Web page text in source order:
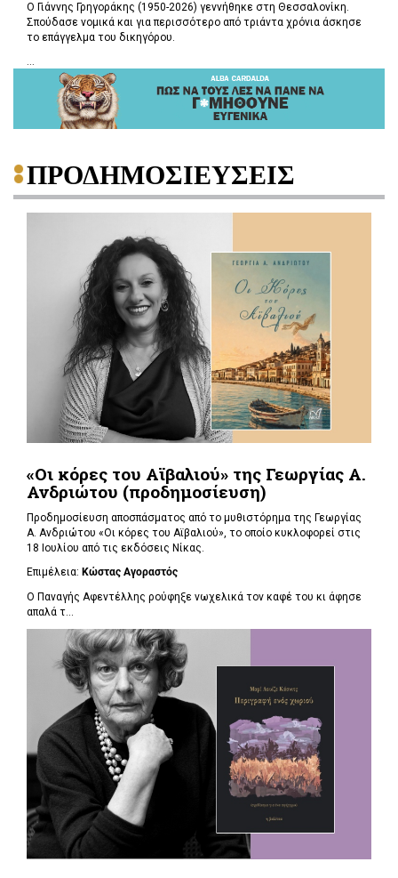
Ο Γιάννης Γρηγοράκης (1950-2026) γεννήθηκε στη Θεσσαλονίκη.
Σπούδασε νομικά και για περισσότερο από τριάντα χρόνια άσκησε
το επάγγελμα του δικηγόρου.
ΠΡΟΔΗΜΟΣΙΕΥΣΕΙΣ
«Οι κόρες του Αϊβαλιού» της Γεωργίας Α.
Ανδριώτου (προδημοσίευση)
Προδημοσίευση αποσπάσματος από το μυθιστόρημα της Γεωργίας
Α. Ανδριώτου «Οι κόρες του Αϊβαλιού», το οποίο κυκλοφορεί στις
18 Ιουλίου από τις εκδόσεις Νίκας.
Επιμέλεια: Κώστας Αγοραστός
Ο Παναγής Αφεντέλλης ρούφηξε νωχελικά τον καφέ του κι άφησε
απαλά τ...